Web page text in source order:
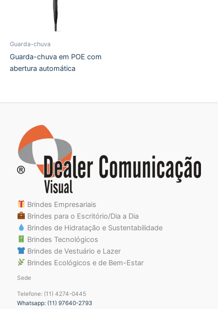
Guarda-chuva
Guarda-chuva em POE com
abertura automática
Brindes Empresariais
Brindes para o Escritório/Dia a Dia
Brindes de Hidratação e Sustentabilidade
Brindes Tecnológicos
Brindes de Vestuário e Lazer
Brindes Ecológicos e de Bem-Estar
Sede
Telefone: (11) 4274-0445
Whatsapp: (11) 97640-2793